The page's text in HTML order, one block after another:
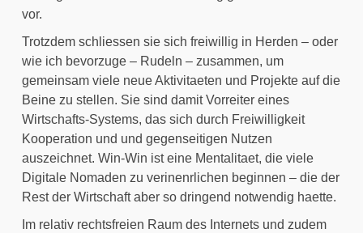
vor.
Trotzdem schliessen sie sich freiwillig in Herden – oder
wie ich bevorzuge – Rudeln – zusammen, um
gemeinsam viele neue Aktivitaeten und Projekte auf die
Beine zu stellen. Sie sind damit Vorreiter eines
Wirtschafts-Systems, das sich durch Freiwilligkeit
Kooperation und und gegenseitigen Nutzen
auszeichnet. Win-Win ist eine Mentalitaet, die viele
Digitale Nomaden zu verinenrlichen beginnen – die der
Rest der Wirtschaft aber so dringend notwendig haette.
Im relativ rechtsfreien Raum des Internets und zudem